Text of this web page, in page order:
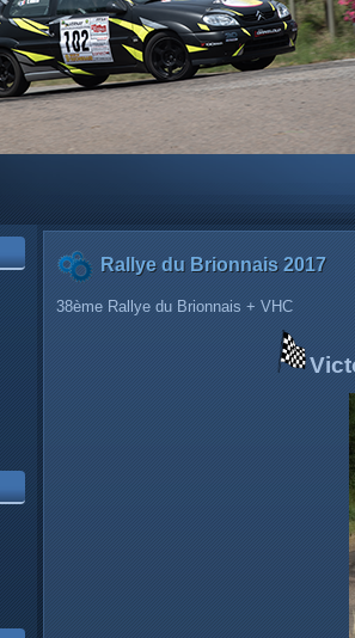
Rallye du Brionnais 2017
38ème Rallye du Brionnais + VHC